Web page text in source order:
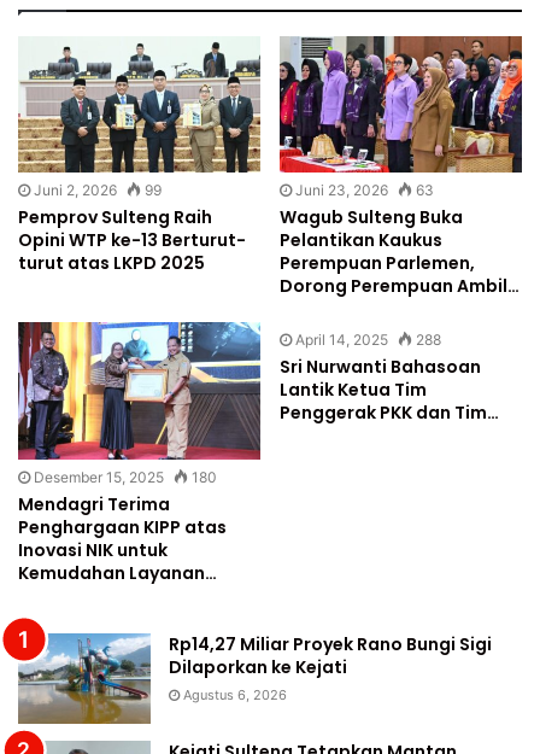
Juni 2, 2026 99
Pemprov Sulteng Raih
Opini WTP ke-13 Berturut-
turut atas LKPD 2025
Juni 23, 2026 63
Wagub Sulteng Buka
Pelantikan Kaukus
Perempuan Parlemen,
Dorong Perempuan Ambil…
Desember 15, 2025 180
Mendagri Terima
Penghargaan KIPP atas
Inovasi NIK untuk
Kemudahan Layanan…
April 14, 2025 288
Sri Nurwanti Bahasoan
Lantik Ketua Tim
Penggerak PKK dan Tim…
Rp14,27 Miliar Proyek Rano Bungi Sigi
Dilaporkan ke Kejati
Agustus 6, 2026